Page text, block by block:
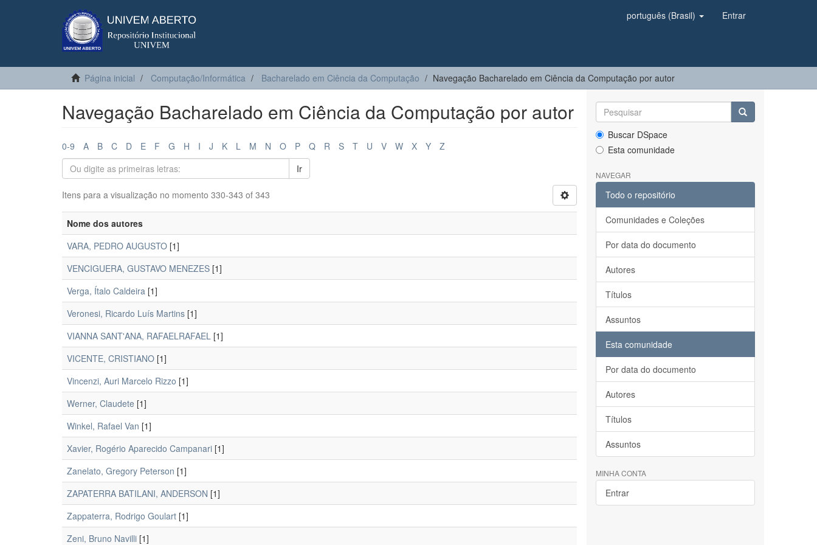
português (Brasil) Entrar
Página inicial Computação/Informática Bacharelado em Ciência da Computação Navegação Bacharelado em Ciência da Computação por autor
Navegação Bacharelado em Ciência da Computação por autor
0-9 A B C D E F G H I J K L M N O P Q R S T U V W X Y
Z
Ir
Itens para a visualização no momento 330-343 of 343
Nome dos autores
VARA, PEDRO AUGUSTO [1]
VENCIGUERA, GUSTAVO MENEZES [1]
Verga, Ítalo Caldeira [1]
Veronesi, Ricardo Luís Martins [1]
VIANNA SANT'ANA, RAFAELRAFAEL [1]
VICENTE, CRISTIANO [1]
Vincenzi, Auri Marcelo Rizzo [1]
Werner, Claudete [1]
Winkel, Rafael Van [1]
Xavier, Rogério Aparecido Campanari [1]
Zanelato, Gregory Peterson [1]
ZAPATERRA BATILANI, ANDERSON [1]
Zappaterra, Rodrigo Goulart [1]
Zeni, Bruno Navilli [1]
Buscar DSpace
Esta comunidade
NAVEGAR
Todo o repositório
Comunidades e Coleções
Por data do documento
Autores
Títulos
Assuntos
Esta comunidade
Por data do documento
Autores
Títulos
Assuntos
MINHA CONTA
Entrar